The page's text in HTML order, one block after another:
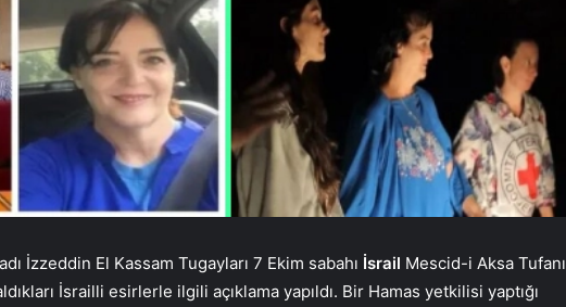
İzzeddin El Kassam Tugayları 7 Ekim sabahı İsrail Mescid-i Aksa Tufanı
İsrailli esirlerle ilgili açıklama yapıldı. Bir Hamas yetkilisi yaptığı